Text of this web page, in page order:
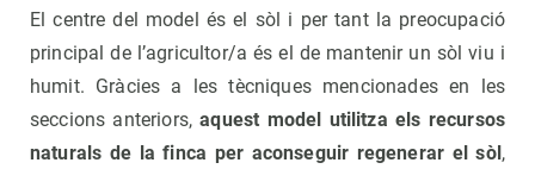
El centre del model és el sòl i per tant la preocupació
principal de l’agricultor/a és el de mantenir un sòl viu i
humit. Gràcies a les tècniques mencionades en les
seccions anteriors,aquest model utilitza els recursos
naturals de la finca per aconseguir regenerar el sòl,